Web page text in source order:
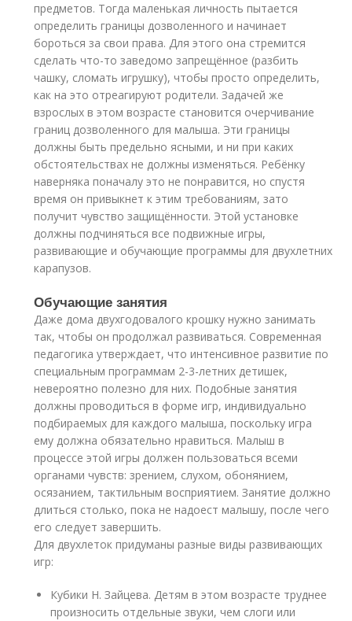
предметов. Тогда маленькая личность пытается
определить границы дозволенного и начинает
бороться за свои права. Для этого она стремится
сделать что-то заведомо запрещённое (разбить
чашку, сломать игрушку), чтобы просто определить,
как на это отреагируют родители. Задачей же
взрослых в этом возрасте становится очерчивание
границ дозволенного для малыша. Эти границы
должны быть предельно ясными, и ни при каких
обстоятельствах не должны изменяться. Ребёнку
наверняка поначалу это не понравится, но спустя
время он привыкнет к этим требованиям, зато
получит чувство защищённости. Этой установке
должны подчиняться все подвижные игры,
развивающие и обучающие программы для двухлетних
карапузов.
Обучающие занятия
Даже дома двухгодовалого крошку нужно занимать
так, чтобы он продолжал развиваться. Современная
педагогика утверждает, что интенсивное развитие по
специальным программам 2-3-летних детишек,
невероятно полезно для них. Подобные занятия
должны проводиться в форме игр, индивидуально
подбираемых для каждого малыша, поскольку игра
ему должна обязательно нравиться. Малыш в
процессе этой игры должен пользоваться всеми
органами чувств: зрением, слухом, обонянием,
осязанием, тактильным восприятием. Занятие должно
длиться столько, пока не надоест малышу, после чего
его следует завершить.
Для двухлеток придуманы разные виды развивающих
игр:
Кубики Н. Зайцева. Детям в этом возрасте труднее
произносить отдельные звуки, чем слоги или